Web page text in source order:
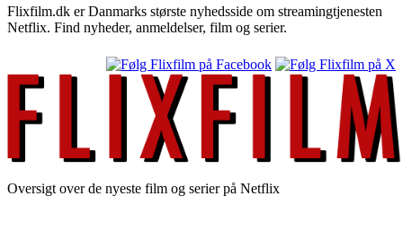
Flixfilm.dk er Danmarks største nyhedsside om streamingtjenesten
Netflix. Find nyheder, anmeldelser, film og serier.
Oversigt over de nyeste film og serier på Netflix